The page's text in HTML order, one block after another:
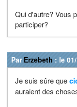
Qui d'autre? Vous
participer?
Par Erzebeth : le
Je suis sûre que
auraient des